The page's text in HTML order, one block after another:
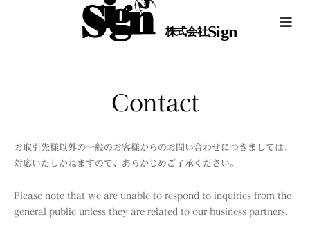
株式会社Sign
Contact
お取引先様以外の一般のお客様からのお問い合わせにつきましては、
対応いたしかねますので、あらかじめご了承ください。
Please note that we are unable to respond to inquiries from the
general public unless they are related to our business partners.